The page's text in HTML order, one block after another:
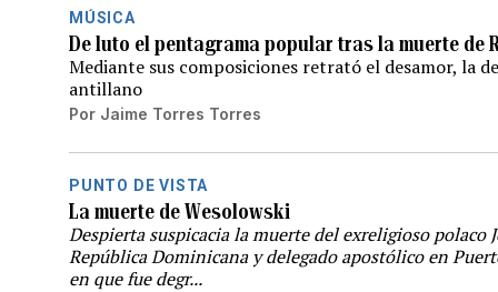
MÚSICA
De luto el pentagrama popular tras la muerte de
Mediante sus composiciones retrató el desamor, la
antillano
Por Jaime Torres Torres
PUNTO DE VISTA
La muerte de Wesolowski
Despierta suspicacia la muerte del exreligioso polaco
República Dominicana y delegado apostólico en
en que fue degr...